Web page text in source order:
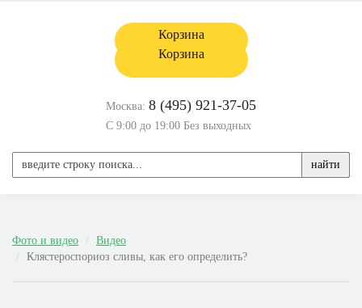
Корзина
Корзина
Москва: 8 (495) 921-37-05
С 9:00 до 19:00 Без выходных
найти
Фото и видео
Видео
Клястероспориоз сливы, как его определить?